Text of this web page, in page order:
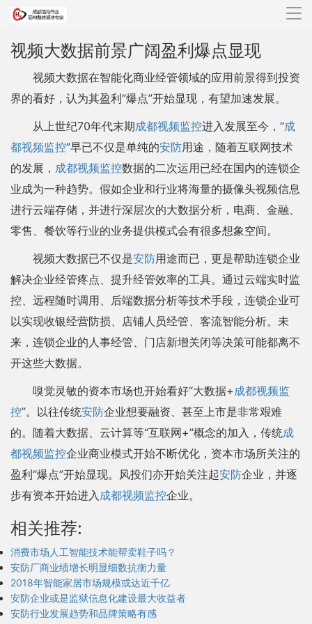
导
视频大数据前景广阔盈利爆点显现
视频大数据在智能化商业经管领域的应用前景得到投资
界的看好，认为其盈利“爆点”开始显现，有望加速发展。
从上世纪70年代末期成都视频监控进入发展至今，“成
都视频监控”早已不仅是单纯的安防用途，随着互联网技术
的发展， 成都视频监控数据的二次运用已经在国内的连锁企
业成为一种趋势。假如企业和行业将海量的摄像头视频信息
进行云端存储，并进行深层次的大数据分析，电商、金融、
零售、餐饮等行业的业务提供模式会有很多想象空间。
视频大数据已不仅是安防用途而已，更是帮助连锁企业
解决企业经管疼点、提升经管效率的工具。通过云端实时监
控、远程随时调用、后端数据分析等技术手段，连锁企业可
以实现收银经营防损、店铺人员经管、客流智能分析。未
来，连锁企业的人事经管、门店新增关闭等决策可能都离不
开这些大数据。
嗅觉灵敏的资本市场也开始看好“大数据+成都视频监
控”。以往传统安防企业想要融资、甚至上市是非常艰难
的。随着大数据、云计算等“互联网+”概念的加入，传统成
都视频监控企业商业模式开始不断优化，资本市场所关注的
盈利“爆点”开始显现。风投们亦开始关注起安防企业，并逐
步有资本开始进入成都视频监控企业。
相关推荐:
消费市场人工智能技术能帮卖鞋子吗？
安防厂商业绩增长明显细数抗衡力量
2018年智能家居市场规模或达近千亿
安防企业或是监狱信息化建设最大收益者
安防行业发展趋势和品牌策略有感